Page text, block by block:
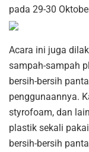
pada 29-30
Acara ini juga
sampah-sampah
bersih-bersih
penggunaannya.
styrofoam, dan
plastik sekali
bersih-bersih